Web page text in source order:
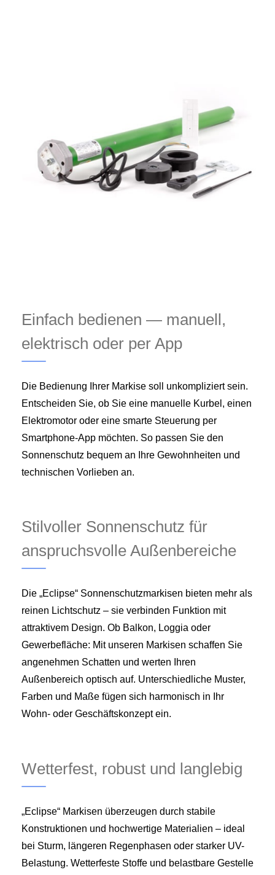
Einfach bedienen — manuell,
elektrisch oder per App
Die Bedienung Ihrer Markise soll unkompliziert sein.
Entscheiden Sie, ob Sie eine manuelle Kurbel, einen
Elektromotor oder eine smarte Steuerung per
Smartphone-App möchten. So passen Sie den
Sonnenschutz bequem an Ihre Gewohnheiten und
technischen Vorlieben an.
Stilvoller Sonnenschutz für
anspruchsvolle Außenbereiche
Die „Eclipse“ Sonnenschutzmarkisen bieten mehr als
reinen Lichtschutz – sie verbinden Funktion mit
attraktivem Design. Ob Balkon, Loggia oder
Gewerbefläche: Mit unseren Markisen schaffen Sie
angenehmen Schatten und werten Ihren
Außenbereich optisch auf. Unterschiedliche Muster,
Farben und Maße fügen sich harmonisch in Ihr
Wohn- oder Geschäftskonzept ein.
Wetterfest, robust und langlebig
„Eclipse“ Markisen überzeugen durch stabile
Konstruktionen und hochwertige Materialien – ideal
bei Sturm, längeren Regenphasen oder starker UV-
Belastung. Wetterfeste Stoffe und belastbare Gestelle